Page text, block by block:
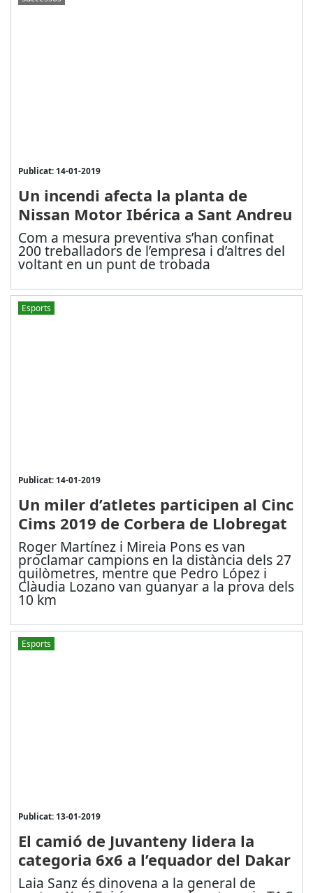
Publicat: 14-01-2019
Un incendi afecta la planta de
Nissan Motor Ibérica a Sant Andreu
Com a mesura preventiva s’han confinat
200 treballadors de l’empresa i d’altres del
voltant en un punt de trobada
Esports
Publicat: 14-01-2019
Un miler d’atletes participen al Cinc
Cims 2019 de Corbera de Llobregat
Roger Martínez i Mireia Pons es van
proclamar campions en la distància dels 27
quilòmetres, mentre que Pedro López i
Clàudia Lozano van guanyar a la prova dels
10 km
Esports
Publicat: 13-01-2019
El camió de Juvanteny lidera la
categoria 6x6 a l’equador del Dakar
Laia Sanz és dinovena a la general de